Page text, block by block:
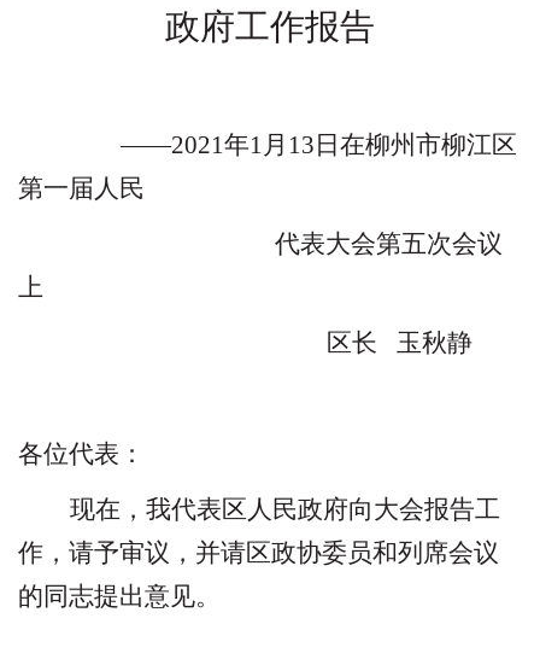
政府工作报告
——2021年1月 13 日在柳州市柳江区
第一届人民
代表大会第五次会议
上
区长
玉秋静
各位代表：
现在，我代表区人民政府向大会报告工
作，请予审议，并请区政协委员和列席会议
的同志提出意见。